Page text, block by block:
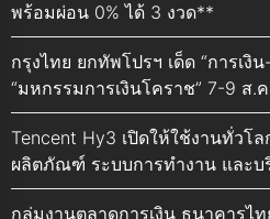
พร้อมผ่อน 0% ได้ 3 งวด**
กรุงไทย ยกทัพโปรฯ เด็ด “การเงิ
“มหกรรมการเงินโคราช” 7-9 ส.
Tencent Hy3 เปิดให้ใช้งานทั่วโ
ผลิตภัณฑ์ ระบบการทำงาน และบ
กลุ่มงานตลาดการเงิน ธนาคารไ